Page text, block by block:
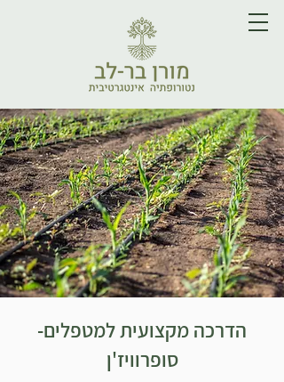
הדרכה מקצועית למטפלים-
סופרוויז'ן